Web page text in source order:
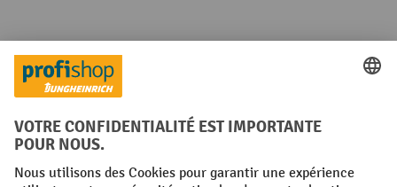
Langues
FR NL
Conditions générales Mentions légales